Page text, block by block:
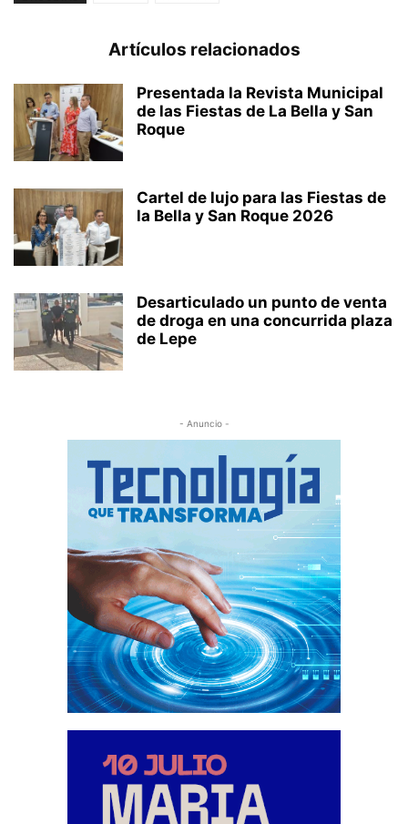
Artículos relacionados
Presentada la Revista Municipal
de las Fiestas de La Bella y San
Roque
Cartel de lujo para las Fiestas de
la Bella y San Roque 2026
Desarticulado un punto de venta
de droga en una concurrida plaza
de Lepe
- Anuncio -